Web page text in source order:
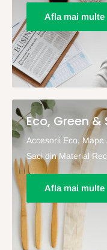
Afla mai multe
Eco, Green
Accesorii Eco, Mape
Saci din Material
Afla mai multe